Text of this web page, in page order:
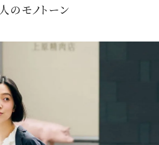
のモノトーン